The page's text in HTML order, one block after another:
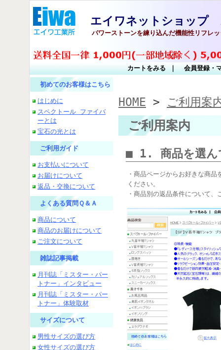
エイワネットショップ
パワーストーンを練り込んだ機能性リフレッ
カートをみる 会員登録・
初めてのお客様はこちら
はじめに
スペクトール ファイバ
ーとは
宝石の光とは
ご利用ガイド
お支払いについて
お届けについて
返品・交換について
よくある質問Ｑ＆Ａ
商品について
商品のお届けについて
ご注文について
雑誌記事掲載
月刊誌「ミスター・パー
トナー」インタビュー
月刊誌「ミスター・パー
トナー」体験取材
サイズについて
男性サイズの選び方
女性サイズの選び方
HOME > ご利用案
ご利用案内
■ 1. 商品を選ん
・商品ページからお好きな商
ください。
・商品別の返品条件について、